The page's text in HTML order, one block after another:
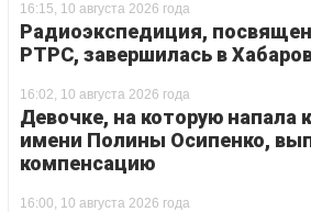
16:15, 10 августа 2026 года
Радиоэкспедиция,
РТРС, завершилась в
16:02, 10 августа 2026 года
Девочке, на которую напала
имени Полины Осипенко,
компенсацию
16:00, 10 августа 2026 года